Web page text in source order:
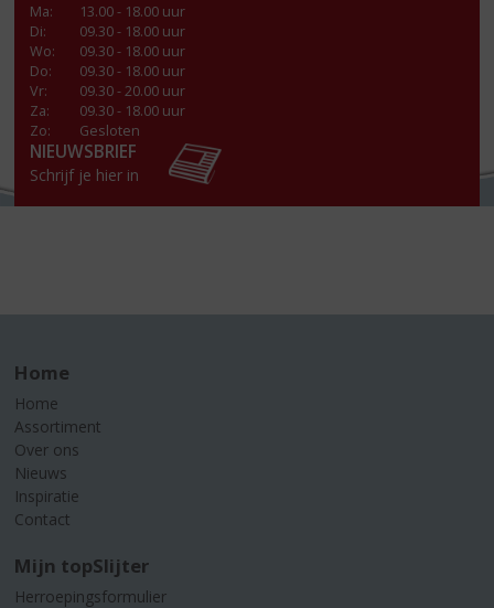
Ma:
13.00 - 18.00 uur
Di:
09.30 - 18.00 uur
Wo:
09.30 - 18.00 uur
Do:
09.30 - 18.00 uur
Vr:
09.30 - 20.00 uur
Za:
09.30 - 18.00 uur
Zo:
Gesloten
NIEUWSBRIEF
Schrijf je hier in
Home
Home
Assortiment
Over ons
Nieuws
Inspiratie
Contact
Mijn topSlijter
Herroepingsformulier